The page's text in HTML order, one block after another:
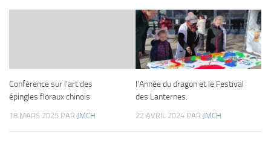
Conférence sur l’art des
épingles floraux chinois
18 MARS 2025 PAR JMCH
l’Année du dragon et le Festival
des Lanternes.
22 AVRIL 2024 PAR JMCH